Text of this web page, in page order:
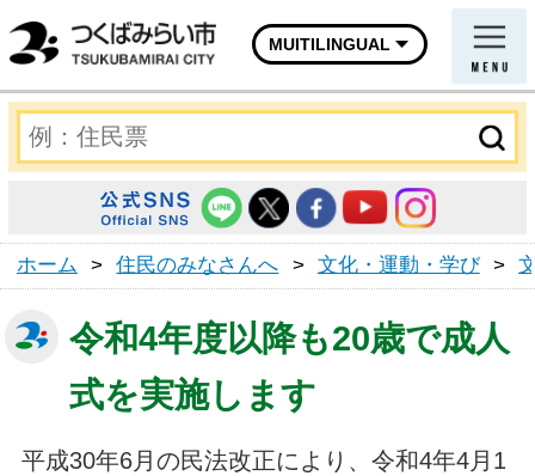
MUITILINGUAL
ホーム > 住民のみなさんへ > 文化・運動・学び >
令和4年度以降も20歳で成人
式を実施します
平成30年6月の民法改正により、令和4年4月1